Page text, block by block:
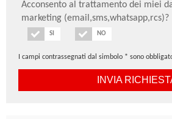
Acconsento al trattamento dei miei
marketing (email,sms,whatsapp,rcs)?
SI NO
I campi contrassegnati dal simbolo * sono